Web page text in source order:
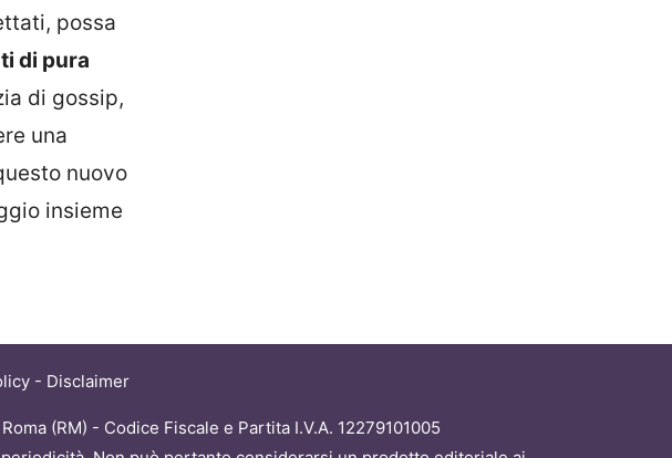
possa
di pura
di gossip,
una
nuovo
insieme
- Disclaimer
(RM) - Codice Fiscale e Partita I.V.A. 12279101005